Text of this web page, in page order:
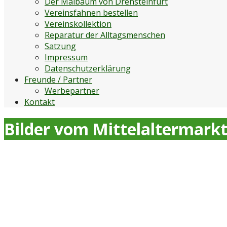
Vereinsfahnen bestellen
Vereinskollektion
Reparatur der Alltagsmenschen
Satzung
Impressum
Datenschutzerklärung
Freunde / Partner
Werbepartner
Kontakt
Bilder vom